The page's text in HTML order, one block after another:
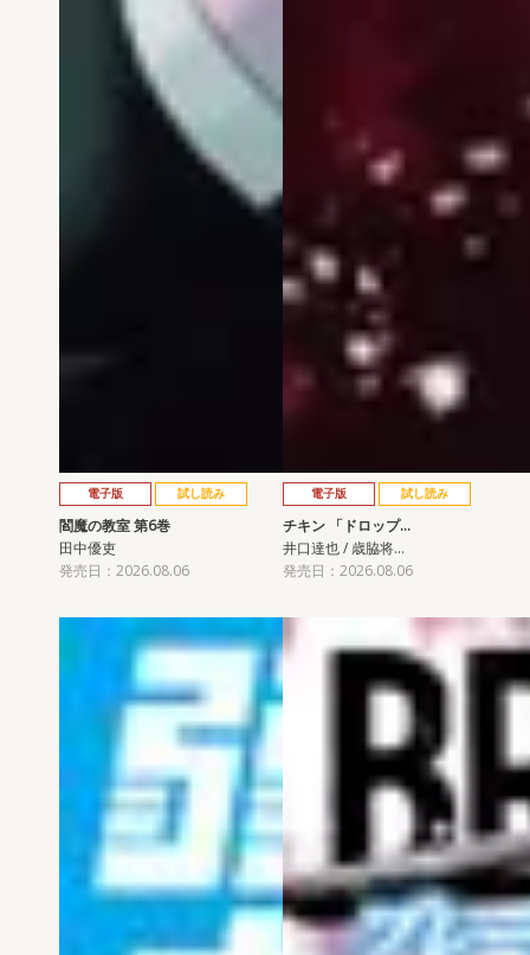
電子版 試し読み
閻魔の教室 第6巻
田中優吏
発売日：2026.08.06
電子版 試し読み
チキン 「ドロップ…
井口達也 / 歳脇将…
発売日：2026.08.06